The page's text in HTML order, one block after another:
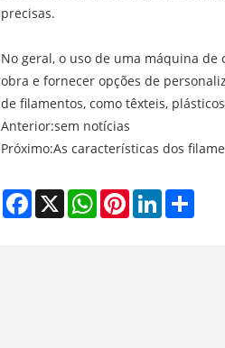
precisas.
No geral, o uso de uma máquina
obra e fornecer opções de
de filamentos, como têxteis,
Anterior:sem notícias
Próximo:As características dos
Facebook
X WhatsAppPinterestLinkedIn